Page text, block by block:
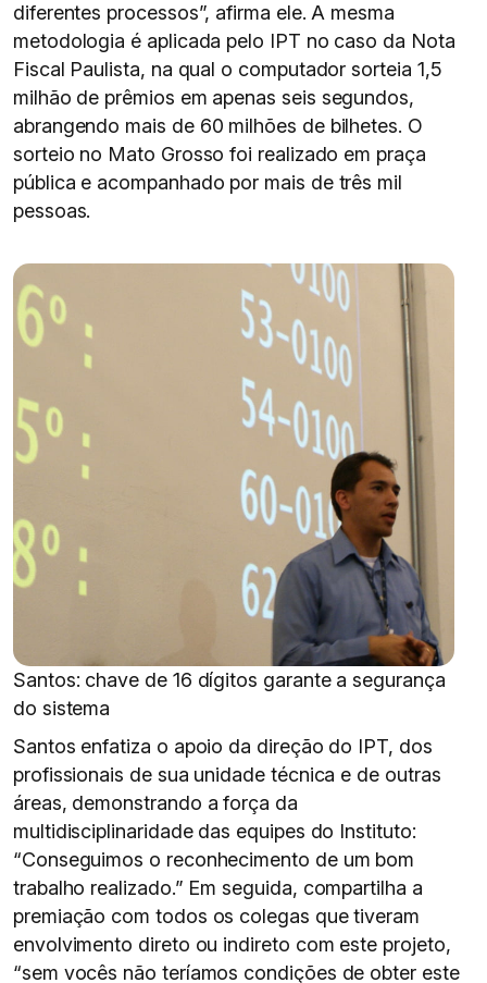
diferentes processos”, afirma ele. A mesma
metodologia é aplicada pelo IPT no caso da Nota
Fiscal Paulista, na qual o computador sorteia 1,5
milhão de prêmios em apenas seis segundos,
abrangendo mais de 60 milhões de bilhetes. O
sorteio no Mato Grosso foi realizado em praça
pública e acompanhado por mais de três mil
pessoas.
Santos: chave de 16 dígitos garante a segurança
do sistema
Santos enfatiza o apoio da direção do IPT, dos
profissionais de sua unidade técnica e de outras
áreas, demonstrando a força da
multidisciplinaridade das equipes do Instituto:
“Conseguimos o reconhecimento de um bom
trabalho realizado.” Em seguida, compartilha a
premiação com todos os colegas que tiveram
envolvimento direto ou indireto com este projeto,
“sem vocês não teríamos condições de obter este